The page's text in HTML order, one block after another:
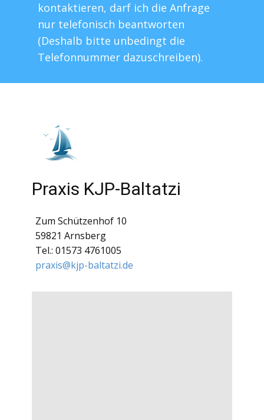
kontaktieren, darf ich die Anfrage
nur telefonisch beantworten
(Deshalb bitte unbedingt die
Telefonnummer dazuschreiben).
Praxis KJP-Baltatzi
Zum Schützenhof 10
59821 Arnsberg
Tel.: 01573 4761005
praxis@kjp-baltatzi.de